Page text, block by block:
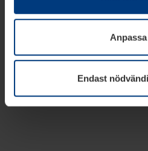
godkännande kan du när som
informationen om kakor under
vår webbplats.
Anpassa
Endast